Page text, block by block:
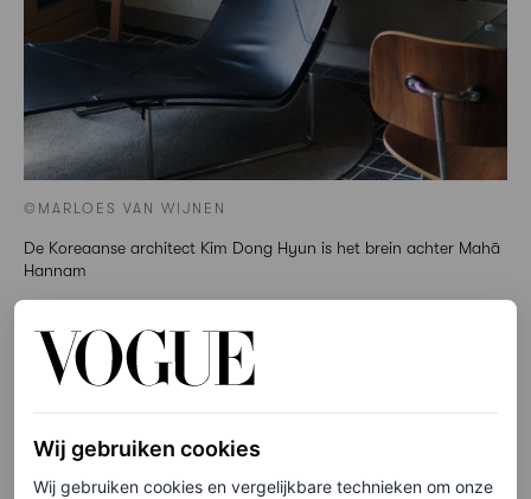
©MARLOES VAN WIJNEN
De Koreaanse architect Kim Dong Hyun is het brein achter Mahā
Hannam
LEES OOK
scoor je vintage parels, Japanse mode en
unieke souvenirs
Wij gebruiken cookies
Wij gebruiken cookies en vergelijkbare technieken om onze